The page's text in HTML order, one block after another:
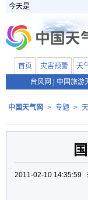
今天是
首页 灾害预警 天
台风网
中国旅游
中国天气网 > 专题 >
2011-02-10 14:35:59